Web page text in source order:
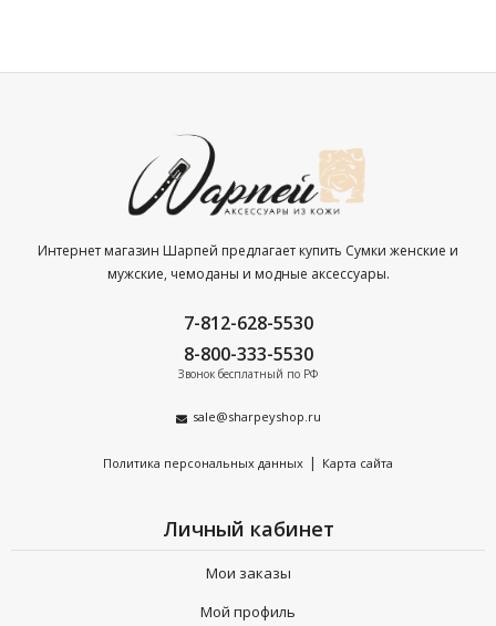
Интернет магазин Шарпей предлагает купить Сумки женские и
мужские, чемоданы и модные аксессуары.
7-812-628-5530
8-800-333-5530
Звонок бесплатный по РФ
sale@sharpeyshop.ru
Политика персональных данных | Карта сайта
Личный кабинет
Мои заказы
Мой профиль